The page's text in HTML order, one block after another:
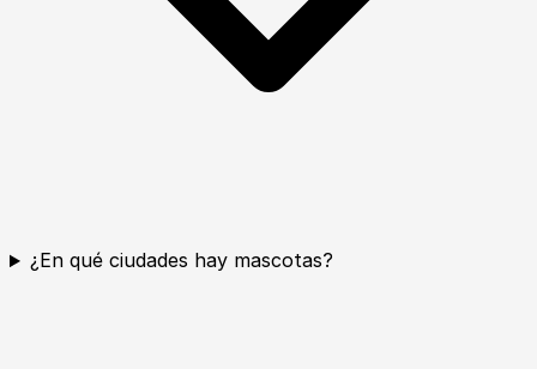
¿En qué ciudades hay mascotas?